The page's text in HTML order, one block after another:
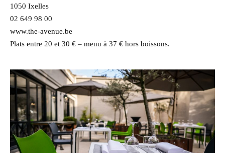
1050 Ixelles
02 649 98 00
www.the-avenue.be
Plats entre 20 et 30 € – menu à 37 € hors boissons.